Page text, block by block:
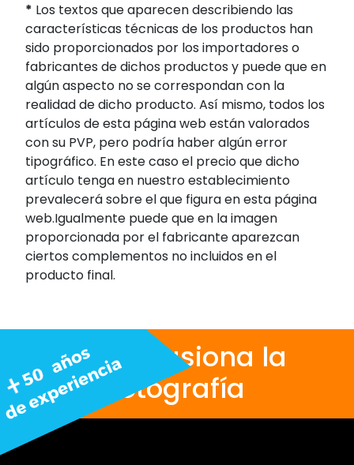
* Los textos que aparecen describiendo las
características técnicas de los productos han
sido proporcionados por los importadores o
fabricantes de dichos productos y puede que en
algún aspecto no se correspondan con la
realidad de dicho producto. Así mismo, todos los
artículos de esta página web están valorados
con su PVP, pero podría haber algún error
tipográfico. En este caso el precio que dicho
artículo tenga en nuestro establecimiento
prevalecerá sobre el que figura en esta página
web.Igualmente puede que en la imagen
proporcionada por el fabricante aparezcan
ciertos complementos no incluidos en el
producto final.
Nos apasiona la
fotografía